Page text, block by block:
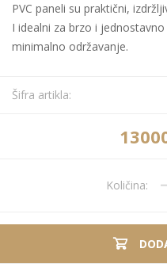
PVC paneli su praktični,
I idealni za brzo i
minimalno održavanje.
Šifra artikla:
Količina: